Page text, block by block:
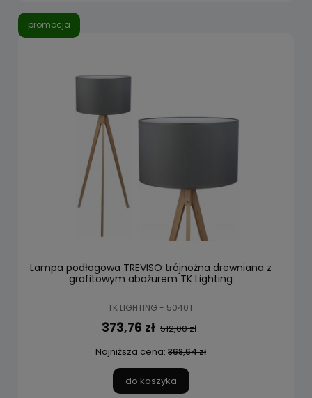
Lampa podłogowa TREVISO trójnożna drewniana z
grafitowym abażurem TK Lighting
TK LIGHTING - 5040T
373,76 zł 512,00 zł
Najniższa cena: 368,64 zł
do koszyka
promocja